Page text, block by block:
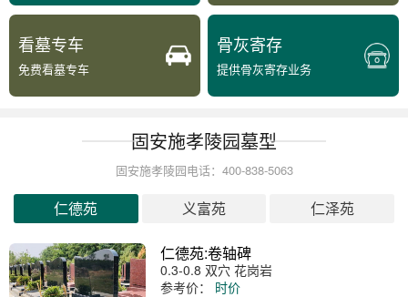
看墓专车
免费看墓专车
骨灰寄存
提供骨灰寄存业务
固安施孝陵园墓型
固安施孝陵园电话：400-838-5063
仁德苑 义富苑 仁泽苑
仁德苑:卷轴碑
0.3-0.8 双穴 花岗岩
参考价：
时价